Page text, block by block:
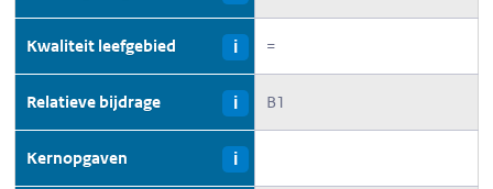
Kwaliteit leefgebied i =
Relatieve bijdrage i B1
Kernopgaven i